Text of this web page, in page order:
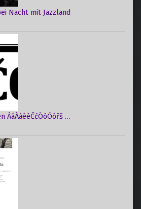
Nacht mit Jazzland
ÁáÀàéèČćÒòÓóřš …